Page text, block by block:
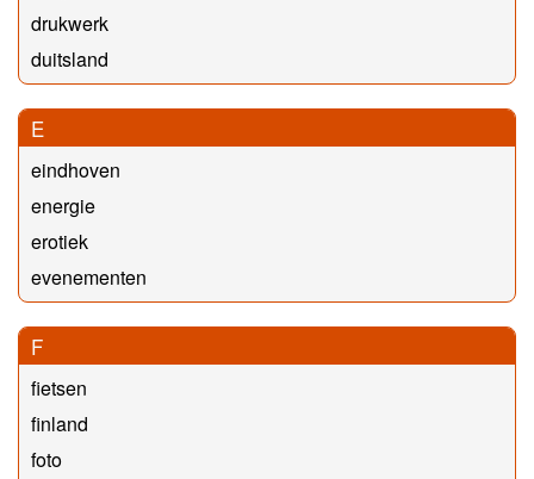
drukwerk
duitsland
E
eindhoven
energie
erotiek
evenementen
F
fietsen
finland
foto